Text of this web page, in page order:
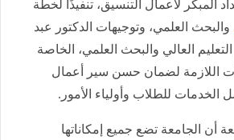
المبكر لأعمال التنسيق، تنفيذًا لخطة
والبحث العلمي، وتوجيهات الدكتور عبد
العالي والبحث العلمي، الخاصة
اللازمة لضمان حسن سير أعمال
الخدمات للطلاب وأولياء الأمور.
أن الجامعة تضع جميع إمكاناتها